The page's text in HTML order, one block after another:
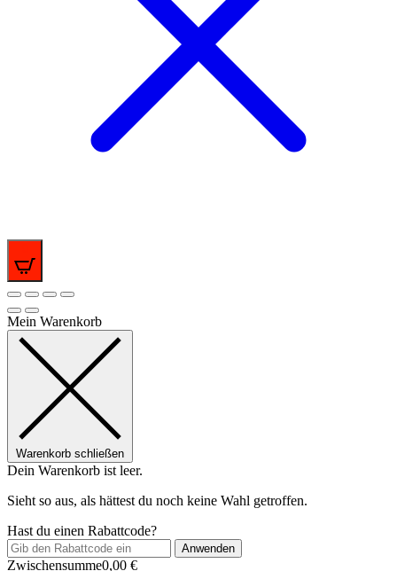
Mein Warenkorb
Warenkorb schließen
Dein Warenkorb ist leer.
Sieht so aus, als hättest du noch keine Wahl getroffen.
Hast du einen Rabattcode?
Anwenden
Zwischensumme0,00 €